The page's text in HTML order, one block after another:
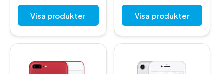
Visa produkter Visa produkter